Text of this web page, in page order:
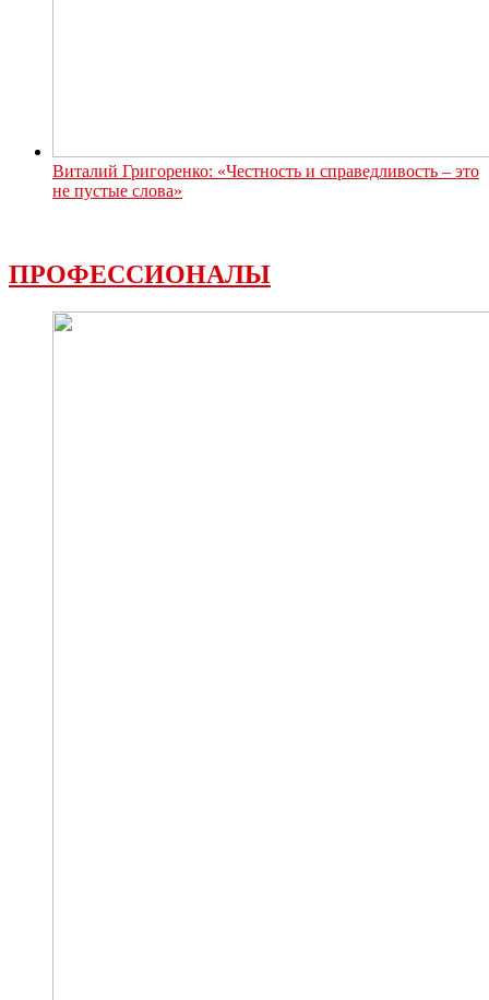
Виталий Григоренко: «Честность и справедливость – это
не пустые слова»
ПРОФЕССИОНАЛЫ